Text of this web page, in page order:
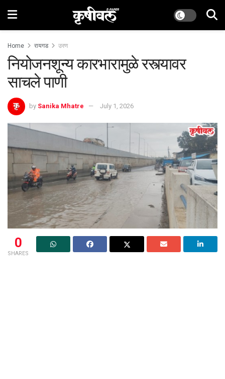
Home रायगड उरण
नियोजनशून्य कारभारामुळे रस्त्यावर
साचले पाणी
by Sanika Mhatre July 1, 2026
0
SHARES